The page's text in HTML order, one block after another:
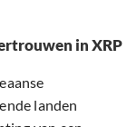
in XRP
landen